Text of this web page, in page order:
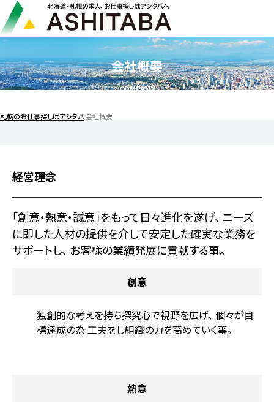
会社概要
COMPANY
札幌のお仕事探しはアシタバ会社概要
経営理念
「創意・熱意・誠意」をもって日々進化を遂げ、 ニーズ
に即した人材の提供を介して安定した確実な業務を
サポートし、 お客様の業績発展に貢献する事。
創意
独創的な考えを持ち探究心で視野を広げ、 個々が目
標達成の為工夫をし組織の力を高めていく事。
熱意